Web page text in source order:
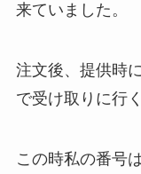
来ていました。
注文後、提供時
で受け取りに行
この時私の番号